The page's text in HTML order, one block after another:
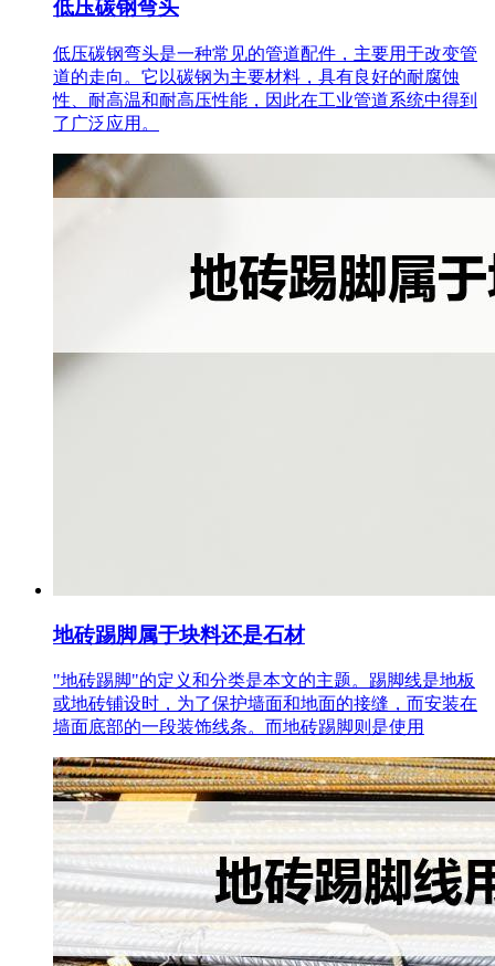
低压碳钢弯头
低压碳钢弯头是一种常见的管道配件，主要用于改变管
道的走向。它以碳钢为主要材料，具有良好的耐腐蚀
性、耐高温和耐高压性能，因此在工业管道系统中得到
了广泛应用。
地砖踢脚属于块料还是石材
"地砖踢脚"的定义和分类是本文的主题。踢脚线是地板
或地砖铺设时，为了保护墙面和地面的接缝，而安装在
墙面底部的一段装饰线条。而地砖踢脚则是使用